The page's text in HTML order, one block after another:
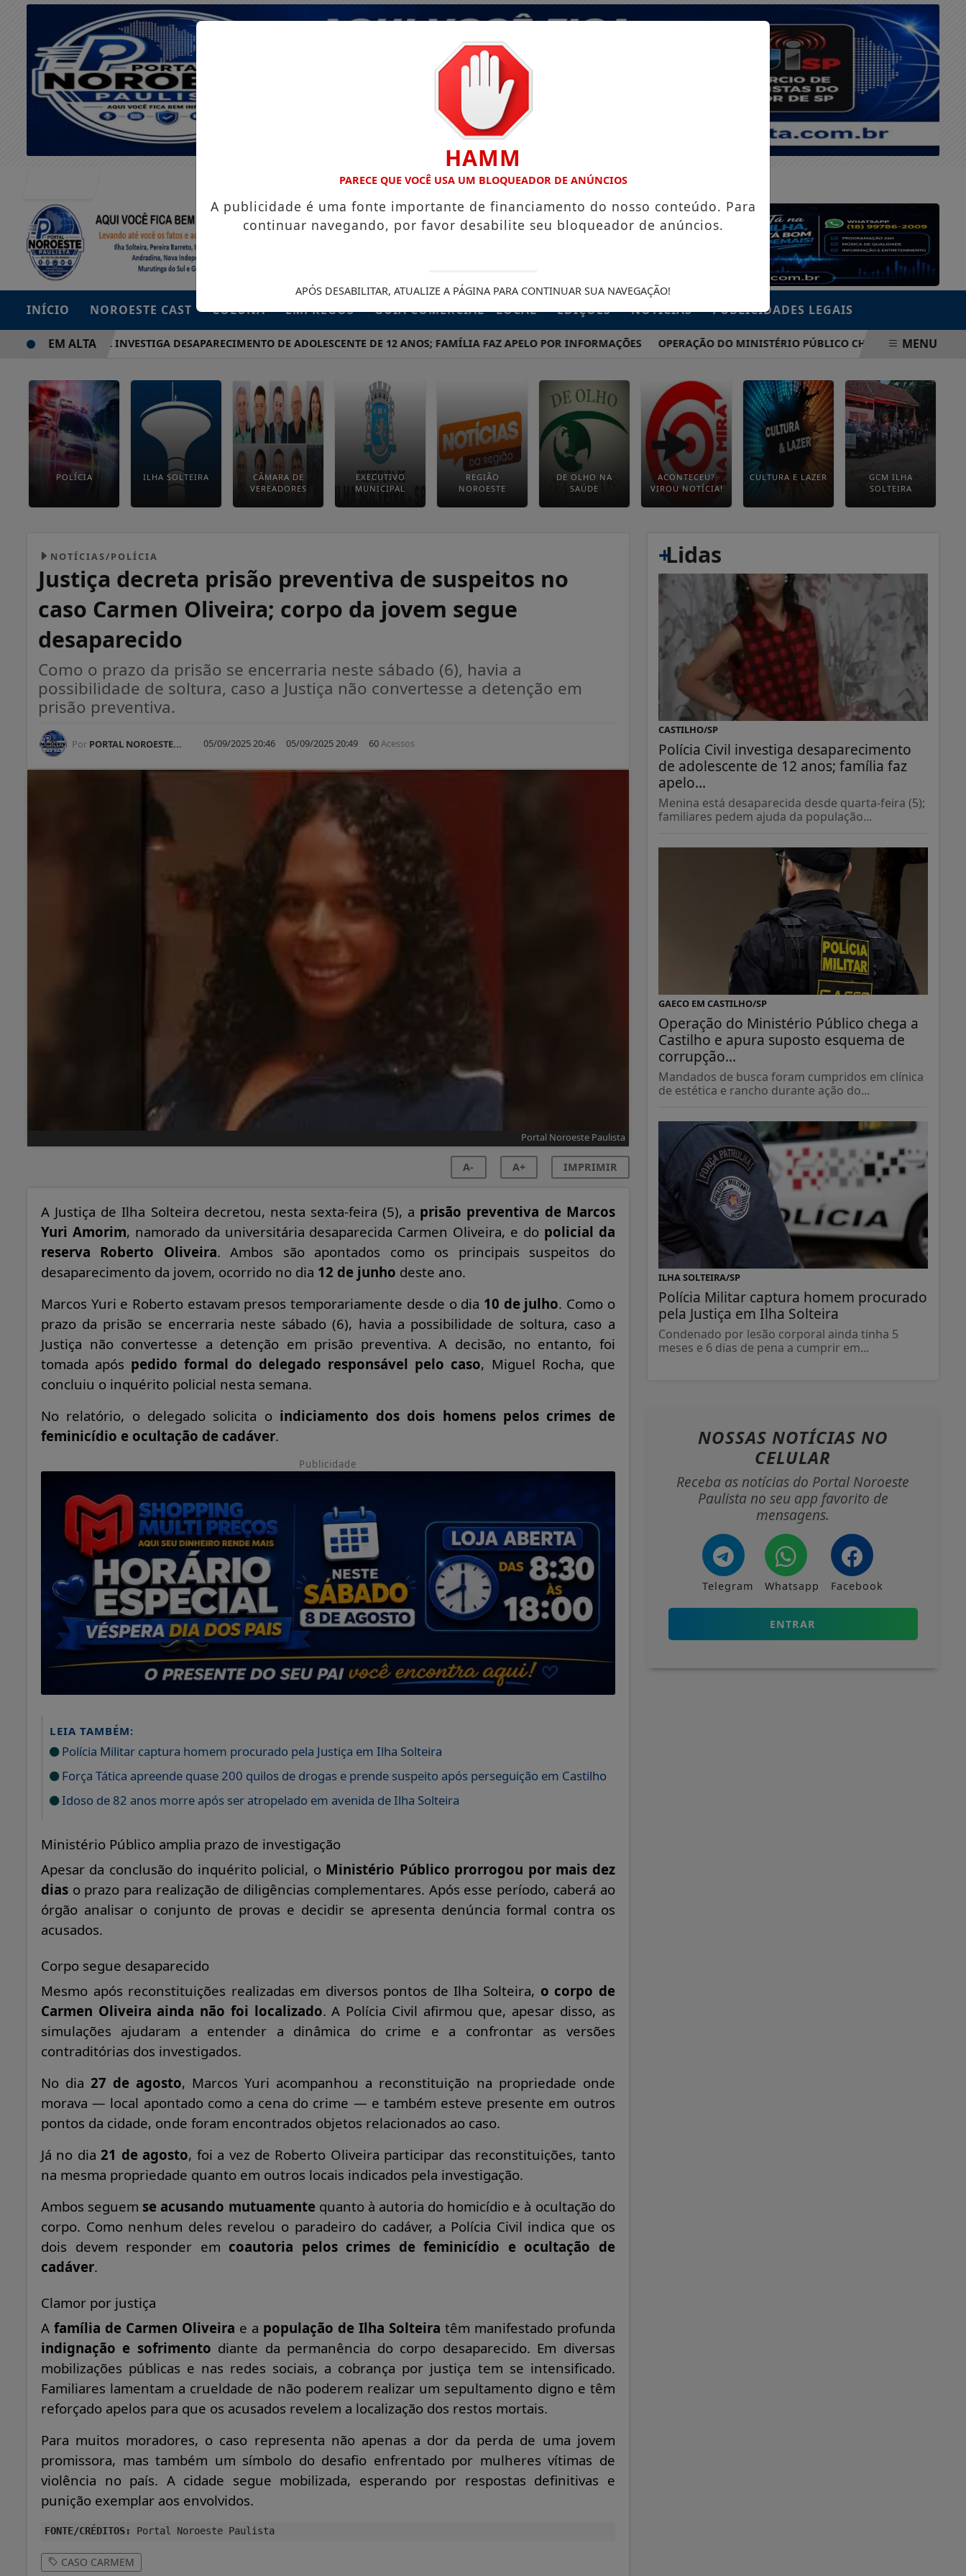
INÍCIO NOROESTE CAST COLUNA EMPREGOS GUIA COMERCIAL - LOCAL EDIÇÕES NOTÍCIAS PUBLICIDADES LEGAIS
POLÍCIA CIVIL INVESTIGA DESAPARECIMENTO DE ADOLESCENTE DE 12 ANOS; FAMÍLIA FAZ APELO POR INFORMAÇÕES OPERAÇÃO DO MINISTÉRIO PÚBLICO CHEGA A CASTILHO E
EM ALTA MENU
POLÍCIA ILHA SOLTEIRA
CÂMARA DE
VEREADORES
EXECUTIVO
MUNICIPAL
REGIÃO
NOROESTE
DE OLHO NA
SAÚDE
ACONTECEU?
VIROU NOTÍCIA!
CULTURA E LAZER
GCM ILHA
SOLTEIRA
NOTÍCIAS/POLÍCIA
Justiça decreta prisão preventiva de suspeitos no
caso Carmen Oliveira; corpo da jovem segue
desaparecido
Como o prazo da prisão se encerraria neste sábado (6), havia a
possibilidade de soltura, caso a Justiça não convertesse a detenção em
prisão preventiva.
Por PORTAL NOROESTE... 05/09/2025 20:46 05/09/2025 20:49 60Acessos
Portal Noroeste Paulista
A- A+ IMPRIMIR
A Justiça de Ilha Solteira decretou, nesta sexta-feira (5), a prisão preventiva de Marcos
Yuri Amorim, namorado da universitária desaparecida Carmen Oliveira, e do policial da
reserva Roberto Oliveira. Ambos são apontados como os principais suspeitos do
desaparecimento da jovem, ocorrido no dia 12 de junho deste ano.
Marcos Yuri e Roberto estavam presos temporariamente desde o dia 10 de julho. Como o
prazo da prisão se encerraria neste sábado (6), havia a possibilidade de soltura, caso a
Justiça não convertesse a detenção em prisão preventiva. A decisão, no entanto, foi
tomada após pedido formal do delegado responsável pelo caso, Miguel Rocha, que
concluiu o inquérito policial nesta semana.
No relatório, o delegado solicita o indiciamento dos dois homens pelos crimes de
feminicídio e ocultação de cadáver.
Publicidade
LEIA TAMBÉM:
Polícia Militar captura homem procurado pela Justiça em Ilha Solteira
Força Tática apreende quase 200 quilos de drogas e prende suspeito após perseguição em Castilho
Idoso de 82 anos morre após ser atropelado em avenida de Ilha Solteira
Ministério Público amplia prazo de investigação
Apesar da conclusão do inquérito policial, o Ministério Público prorrogou por mais dez
dias o prazo para realização de diligências complementares. Após esse período, caberá ao
órgão analisar o conjunto de provas e decidir se apresenta denúncia formal contra os
acusados.
Corpo segue desaparecido
Mesmo após reconstituições realizadas em diversos pontos de Ilha Solteira, o corpo de
Carmen Oliveira ainda não foi localizado. A Polícia Civil afirmou que, apesar disso, as
simulações ajudaram a entender a dinâmica do crime e a confrontar as versões
contraditórias dos investigados.
No dia27 de agosto, Marcos Yuri acompanhou a reconstituição na propriedade onde
morava — local apontado como a cena do crime — e também esteve presente em outros
pontos da cidade, onde foram encontrados objetos relacionados ao caso.
Já no dia21 de agosto, foi a vez de Roberto Oliveira participar das reconstituições, tanto
na mesma propriedade quanto em outros locais indicados pela investigação.
Ambos seguem se acusando mutuamentequanto à autoria do homicídio e à ocultação do
corpo. Como nenhum deles revelou o paradeiro do cadáver, a Polícia Civil indica que os
dois devem responder em coautoria pelos crimes de feminicídio e ocultação de
cadáver.
Clamor por justiça
A família de Carmen Oliveira e a população de Ilha Solteira têm manifestado profunda
indignação e sofrimento diante da permanência do corpo desaparecido. Em diversas
mobilizações públicas e nas redes sociais, a cobrança por justiça tem se intensificado.
Familiares lamentam a crueldade de não poderem realizar um sepultamento digno e têm
reforçado apelos para que os acusados revelem a localização dos restos mortais.
Para muitos moradores, o caso representa não apenas a dor da perda de uma jovem
promissora, mas também um símbolo do desafio enfrentado por mulheres vítimas de
violência no país. A cidade segue mobilizada, esperando por respostas definitivas e
punição exemplar aos envolvidos.
FONTE/CRÉDITOS: Portal Noroeste Paulista
CASO CARMEM
+
Lidas
CASTILHO/SP
Polícia Civil investiga desaparecimento
de adolescente de 12 anos; família faz
apelo...
Menina está desaparecida desde quarta-feira (5);
familiares pedem ajuda da população...
GAECO EM CASTILHO/SP
Operação do Ministério Público chega a
Castilho e apura suposto esquema de
corrupção...
Mandados de busca foram cumpridos em clínica
de estética e rancho durante ação do...
ILHA SOLTEIRA/SP
Polícia Militar captura homem procurado
pela Justiça em Ilha Solteira
Condenado por lesão corporal ainda tinha 5
meses e 6 dias de pena a cumprir em...
NOSSAS NOTÍCIAS NO
CELULAR
Receba as notícias do Portal Noroeste
Paulista no seu app favorito de
mensagens.
Telegram Whatsapp Facebook
ENTRAR
HAMM
PARECE QUE VOCÊ USA UM BLOQUEADOR DE ANÚNCIOS
A publicidade é uma fonte importante de financiamento do nosso conteúdo. Para
continuar navegando, por favor desabilite seu bloqueador de anúncios.
APÓS DESABILITAR, ATUALIZE A PÁGINA PARA CONTINUAR SUA NAVEGAÇÃO!